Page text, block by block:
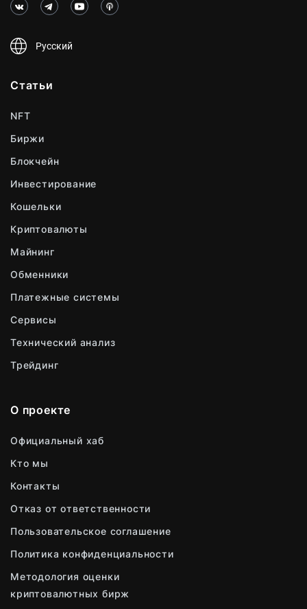
Русский
Статьи
NFT
Биржи
Блокчейн
Инвестирование
Кошельки
Криптовалюты
Майнинг
Обменники
Платежные системы
Сервисы
Технический анализ
Трейдинг
О проекте
Официальный хаб
Кто мы
Контакты
Отказ от ответственности
Пользовательское соглашение
Политика конфиденциальности
Методология оценки
криптовалютных бирж